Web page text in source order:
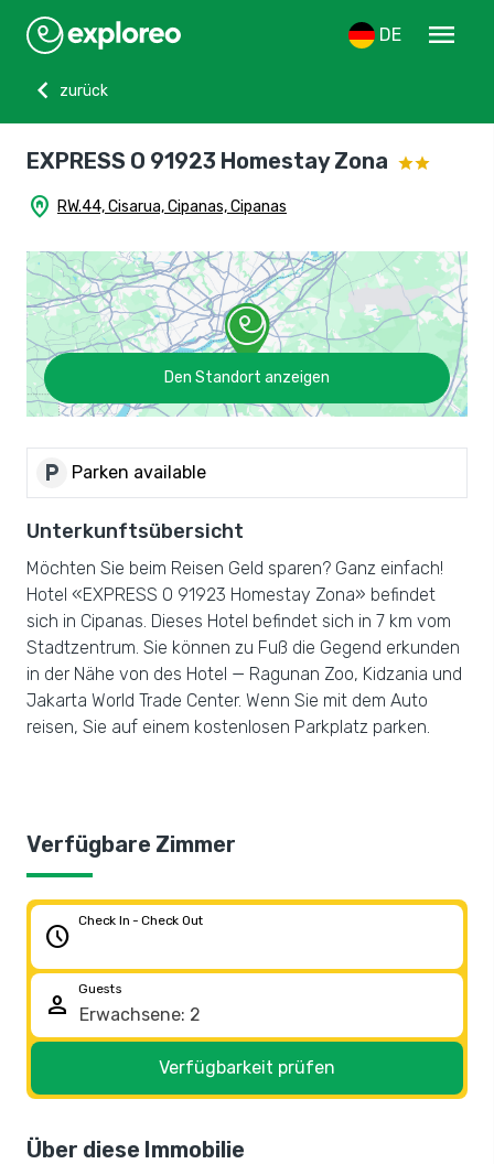
DE
menu
chevron_left
zurück
EXPRESS O 91923 Homestay Zona
home_pin RW.44, Cisarua, Cipanas, Cipanas
Den Standort anzeigen
local_parking Parken available
Unterkunftsübersicht
Möchten Sie beim Reisen Geld sparen? Ganz einfach!
Hotel «EXPRESS O 91923 Homestay Zona» befindet
sich in Cipanas. Dieses Hotel befindet sich in 7 km vom
Stadtzentrum. Sie können zu Fuß die Gegend erkunden
in der Nähe von des Hotel — Ragunan Zoo, Kidzania und
Jakarta World Trade Center. Wenn Sie mit dem Auto
reisen, Sie auf einem kostenlosen Parkplatz parken.
Verfügbare Zimmer
schedule
Check In - Check Out
person
Guests
Verfügbarkeit prüfen
Über diese Immobilie